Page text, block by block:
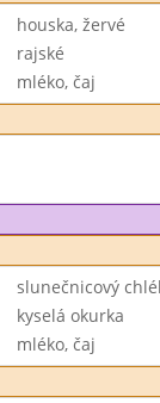
houska, žervé
rajské
mléko, čaj
slunečnicový
kyselá okurka
mléko, čaj